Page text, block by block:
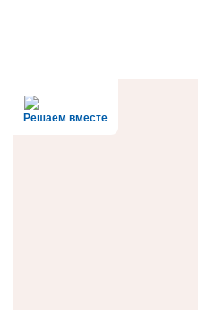
Решаем вместе